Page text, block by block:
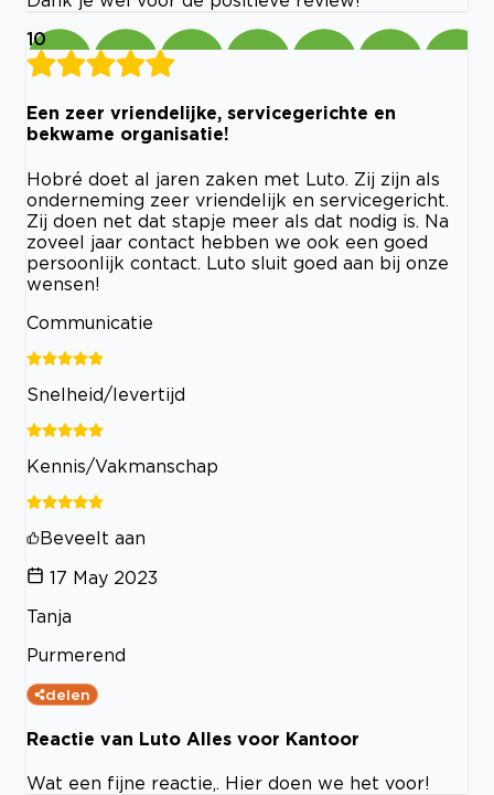
10
Een zeer vriendelijke, servicegerichte en
bekwame organisatie!
Hobré doet al jaren zaken met Luto. Zij zijn als
onderneming zeer vriendelijk en servicegericht.
Zij doen net dat stapje meer als dat nodig is. Na
zoveel jaar contact hebben we ook een goed
persoonlijk contact. Luto sluit goed aan bij onze
wensen!
Communicatie
Snelheid/levertijd
Kennis/Vakmanschap
Beveelt aan
17 May 2023
Tanja
Purmerend
delen
Reactie van Luto Alles voor Kantoor
Wat een fijne reactie,. Hier doen we het voor!